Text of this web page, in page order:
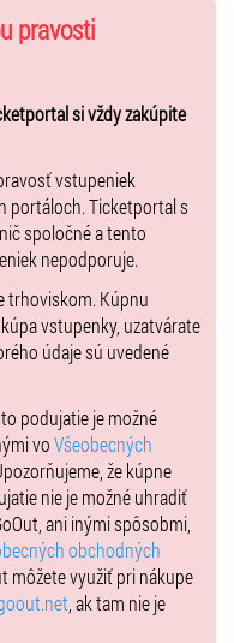
pravosti
si vždy zakúpite
vstupeniek
portáloch. Ticketportal s
spoločné a tento
nepodporuje.
trhoviskom. Kúpnu
vstupenky, uzatvárate
údaje sú uvedené
podujatie je možné
voVšeobecných
že kúpne
nie je možné uhradiť
ani inými spôsobmi,
obchodných
môžete využiť pri nákupe
, ak tam nie je